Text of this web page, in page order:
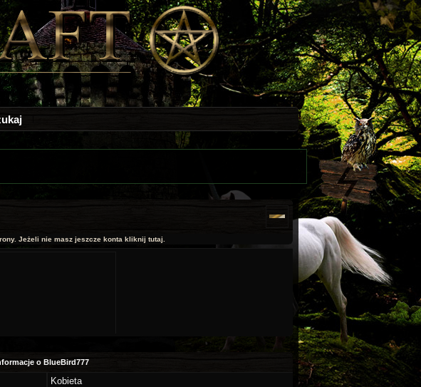
Jeżeli nie masz jeszcze konta kliknij tutaj.
o BlueBird777
Kobieta